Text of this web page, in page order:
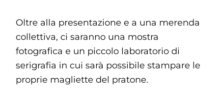
Oltre alla presentazione e a una merenda
collettiva, ci saranno una mostra
fotografica e un piccolo laboratorio di
serigrafia in cui sarà possibile stampare le
proprie magliette del pratone.